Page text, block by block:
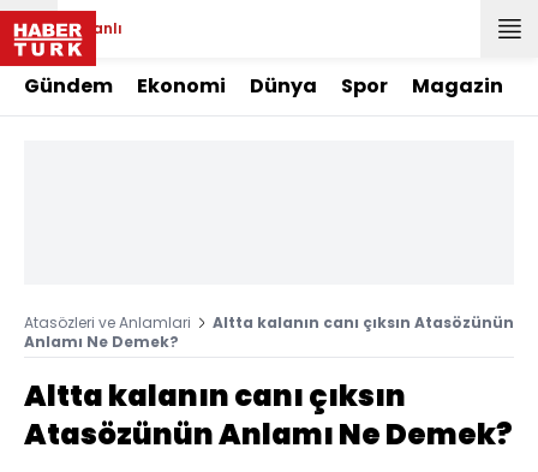
Canlı
Gündem Ekonomi Dünya Spor Magazin
Atasözleri ve Anlamlari
Altta kalanın canı çıksın Atasözünün
Anlamı Ne Demek?
Altta kalanın canı çıksın
Atasözünün Anlamı Ne Demek?